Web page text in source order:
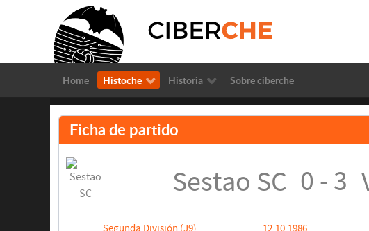
Home Histoche Historia Sobre ciberche
Ficha de partido
Sestao SC 0 - 3